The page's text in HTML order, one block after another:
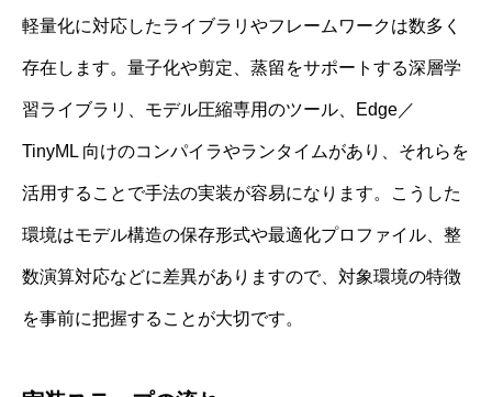
軽量化に対応したライブラリやフレームワークは数多く
存在します。量子化や剪定、蒸留をサポートする深層学
習ライブラリ、モデル圧縮専用のツール、Edge／
TinyML 向けのコンパイラやランタイムがあり、それらを
活用することで手法の実装が容易になります。こうした
環境はモデル構造の保存形式や最適化プロファイル、整
数演算対応などに差異がありますので、対象環境の特徴
を事前に把握することが大切です。